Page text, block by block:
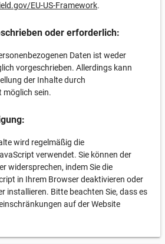
EU-US-Framework.
oder erforderlich:
Daten ist weder
vorgeschrieben. Allerdings kann
der Inhalte durch
sein.
wird regelmäßig die
verwendet. Sie können der
widersprechen, indem Sie die
in Ihrem Browser deaktivieren oder
installieren. Bitte beachten Sie, dass es
auf der Website